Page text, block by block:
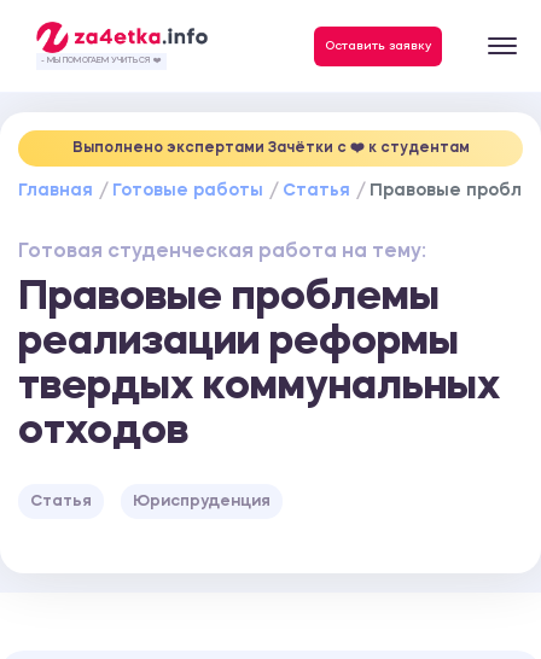
- МЫ ПОМОГАЕМ УЧИТЬСЯ ❤️
Оставить заявку
Выполнено экспертами Зачётки c ❤️ к студентам
Главная Готовые работы Статья Правовые
Готовая студенческая работа на тему:
Правовые проблемы
реализации реформы
твердых коммунальных
отходов
Статья Юриспруденция